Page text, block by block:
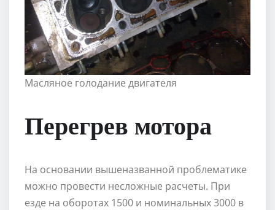
Масляное голодание двигателя
Перегрев мотора
На основании вышеназванной проблематике
можно провести несложные расчеты. При
езде на оборотах 1500 и номинальных 3000 в